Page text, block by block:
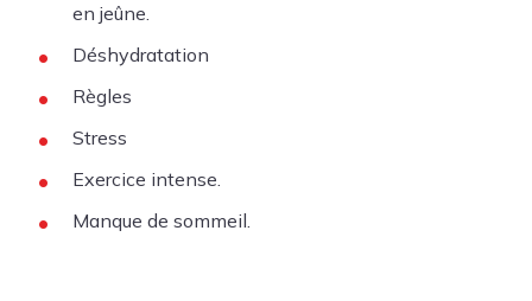
en jeûne.
Déshydratation
Règles
Stress
Exercice intense.
Manque de sommeil.